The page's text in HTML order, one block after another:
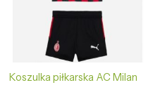
Koszulka piłkarska AC Milan